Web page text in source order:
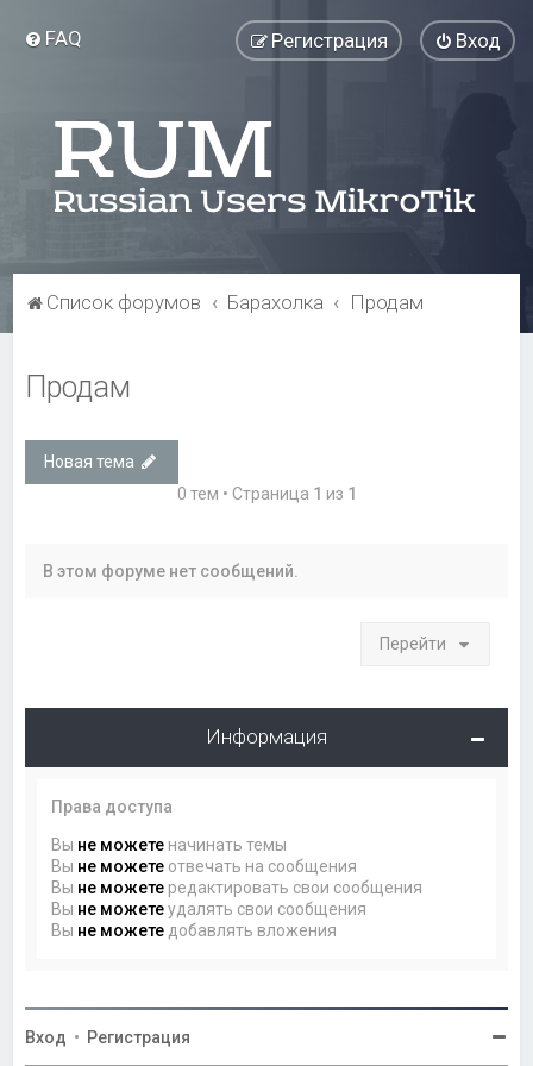
FAQ Вход
Регистрация
Список форумов Барахолка Продам
Продам
Новая тема
0 тем • Страница 1 из 1
В этом форуме нет сообщений.
Перейти
Информация
Права доступа
Вы не можете начинать темы
Вы не можете отвечать на сообщения
Вы не можете редактировать свои сообщения
Вы не можетеудалять свои сообщения
Вы не можете добавлять вложения
Вход • Регистрация